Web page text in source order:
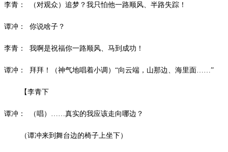
李青： （对观众）追梦？我只怕他一路顺风、半路失踪！
谭冲： 你说啥子？
李青： 我啊是祝福你一路顺风、马到成功！
谭冲： 拜拜！（神气地唱着小调） “向云端，山那边、海里面……”
【李青下
谭冲： （唱） ……真实的我应该走向哪边？
（谭冲来到舞台边的椅子上坐下）